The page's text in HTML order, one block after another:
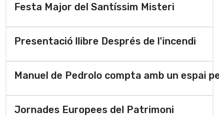
Festa Major del Santíssim Misteri
Presentació llibre Després de l'incendi
Manuel de Pedrolo compta amb un espai
Jornades Europees del Patrimoni